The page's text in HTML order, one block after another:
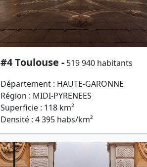
#4 Toulouse - 519 940 habitants
Département : HAUTE-GARONNE
Région : MIDI-PYRENEES
Superficie : 118 km²
Densité : 4 395 habs/km²